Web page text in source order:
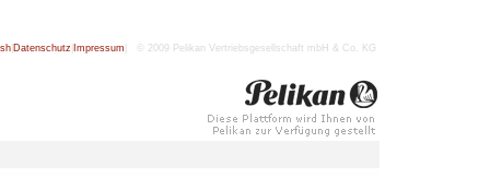
Datenschutz Impressum | © 2009 Pelikan Vertriebsgesellschaft mbH & Co. KG